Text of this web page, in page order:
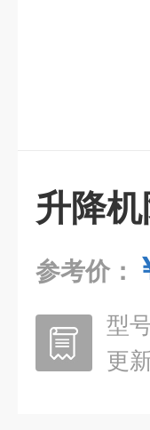
升降
参考价：
型
更